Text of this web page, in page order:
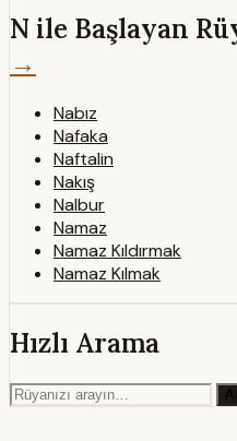
N ile Başlayan
→
Nabız
Nafaka
Naftalin
Nakış
Nalbur
Namaz
Namaz Kıldırmak
Namaz Kılmak
Hızlı Arama